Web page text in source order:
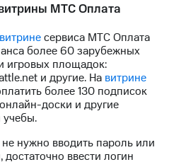
МТС Оплата
сервиса МТС Оплата
более 60 зарубежных
игровых площадок:
и другие. На витрине
более 130 подписок
доски и другие
нужно вводить пароль или
ввести логин